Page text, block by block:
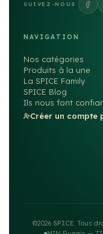
SUIVEZ-NOUS
NAVIGATION
Nos catégories
Produits à la une
La SPICE Family
SPICE Blog
Ils nous font
Créer un compte
©2026 SPICE. Tous